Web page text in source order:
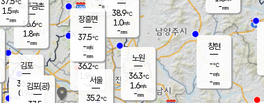
-mm
파주금촌
36.6℃
1.8m/s
-mm
-mm
창현
-℃
-m/s
-mm
℃
1.5m/s
-mm
김포
36.6℃
0.9 m/s
은평
36.2℃
1.9 m/s
- mm
노원
36.3℃
1.6m/s
-mm
38.9℃
1.0m/s
-mm
장흥면
37.5℃
-m/s
-mm
김포(공)
서울
35.2℃